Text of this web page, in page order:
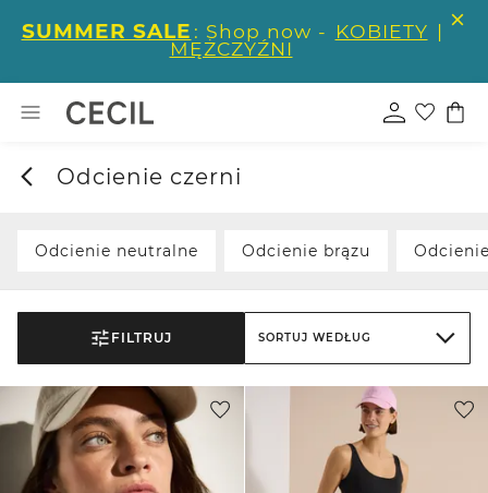
SUMMER SALE : Shop now - KOBIETY |
MĘŻCZYŹNI
Odcienie czerni
Odcienie neutralne Odcienie brązu
FILTRUJ SORTUJ WEDŁUG